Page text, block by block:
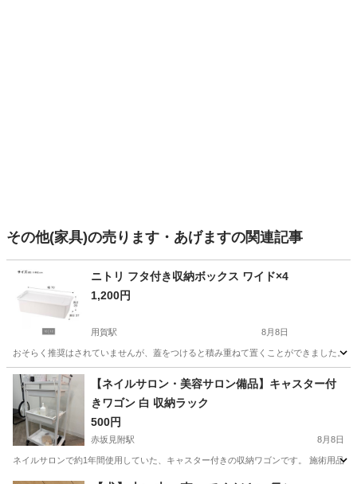
その他(家具)の売ります・あげますの関連記事
ニトリ フタ付き収納ボックス ワイド×4
1,200円
用賀駅 8月8日
おそらく推奨はされていませんが、蓋をつけると積み重ねて置くことができました。
東京 世田谷区 用賀駅 収納家具
【ネイルサロン・美容サロン備品】キャスター付
きワゴン 白 収納ラック
500円
赤坂見附駅 8月8日
ネイルサロンで約1年間使用していた、キャスター付きの収納ワゴンです。 施術用品